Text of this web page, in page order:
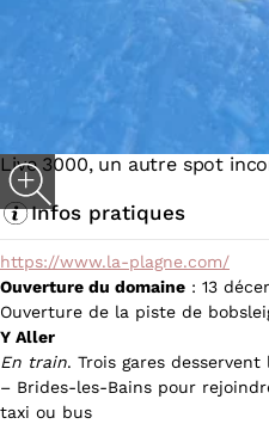
Live 3000, un autre spot
Infos pratiques
https://www.la-plagne.com/
Ouverture du domaine : 13
Ouverture de la piste de
Y Aller
En train. Trois gares
– Brides-les-Bains pour
taxi ou bus